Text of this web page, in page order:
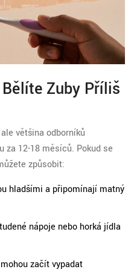
Zuby Příliš
většina odborníků
za 12-18 měsíců. Pokud se
způsobit:
hladšími a připomínají matný
nápoje nebo horká jídla
začít vypadat